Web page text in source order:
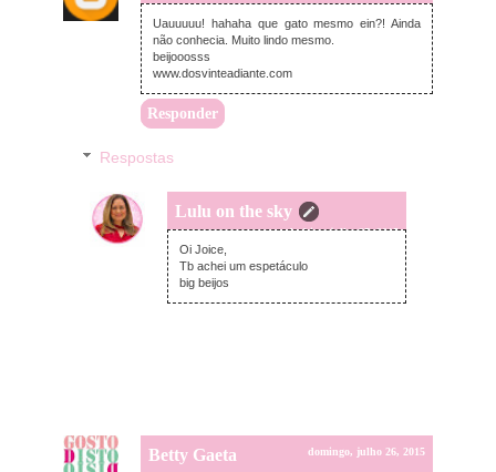
Uauuuuu! hahaha que gato mesmo ein?! Ainda
não conhecia. Muito lindo mesmo.
beijooosss
www.dosvinteadiante.com
Responder
Respostas
Lulu on the sky
segunda-feira, julho 27, 2015
Oi Joice,
Tb achei um espetáculo
big beijos
Betty Gaeta domingo, julho 26, 2015